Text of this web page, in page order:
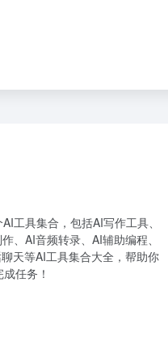
工具集合，包括AI写作工具、
、AI音频转录、AI辅助编程、
天等AI工具集合大全，帮助你
任务！